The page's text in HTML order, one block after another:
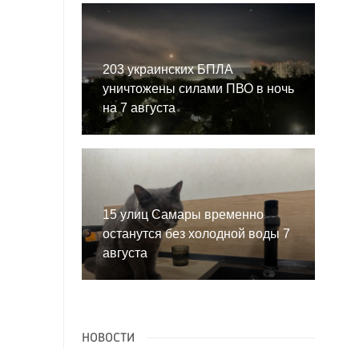
203 украинских БПЛА
уничтожены силами ПВО в ночь
на 7 августа
15 улиц Самары временно
останутся без холодной воды 7
августа
НОВОСТИ